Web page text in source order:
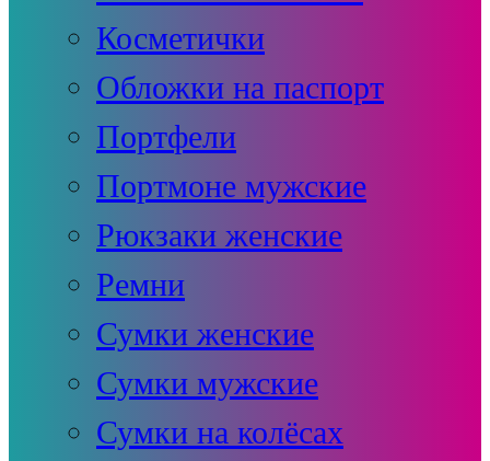
Косметички
Обложки на паспорт
Портфели
Портмоне мужские
Рюкзаки женские
Ремни
Сумки женские
Сумки мужские
Сумки на колёсах